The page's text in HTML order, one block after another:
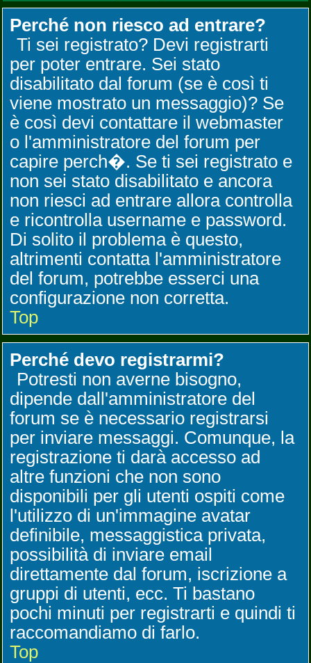
Perché non riesco ad entrare?
Ti sei registrato? Devi registrarti
per poter entrare. Sei stato
disabilitato dal forum (se è così ti
viene mostrato un messaggio)? Se
è così devi contattare il webmaster
o l'amministratore del forum per
capire perch�. Se ti sei registrato e
non sei stato disabilitato e ancora
non riesci ad entrare allora controlla
e ricontrolla username e password.
Di solito il problema è questo,
altrimenti contatta l'amministratore
del forum, potrebbe esserci una
configurazione non corretta.
Top
Perché devo registrarmi?
Potresti non averne bisogno,
dipende dall'amministratore del
forum se è necessario registrarsi
per inviare messaggi. Comunque, la
registrazione ti darà accesso ad
altre funzioni che non sono
disponibili per gli utenti ospiti come
l'utilizzo di un'immagine avatar
definibile, messaggistica privata,
possibilità di inviare email
direttamente dal forum, iscrizione a
gruppi di utenti, ecc. Ti bastano
pochi minuti per registrarti e quindi ti
raccomandiamo di farlo.
Top